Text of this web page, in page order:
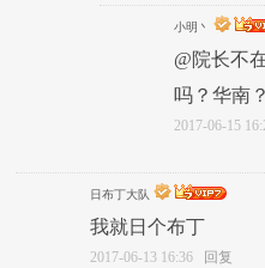
小明丶
@院长不
吗？华南？
2017-06-15
日布丁大队
我就日个布丁
2017-06-13 16:36 回复